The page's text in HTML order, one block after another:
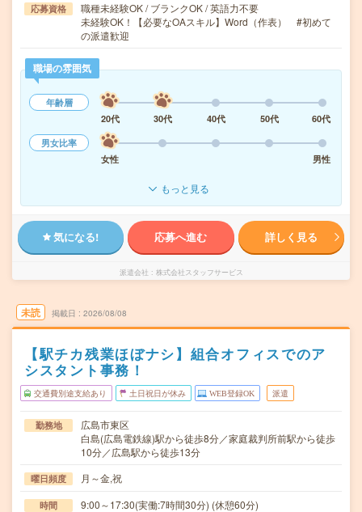
応募資格
職種未経験OK / ブランクOK / 英語力不要
未経験OK！【必要なOAスキル】Word（作表） #初めて
の派遣歓迎
職場の雰囲気
年齢層
20代
30代 40代 50代
60代
男女比率
女性
男性
もっと見る
気になる! 応募へ進む 詳しく見る
派遣会社 株式会社スタッフサービス
未読 掲載日 2026/08/08
【駅チカ残業ほぼナシ】組合オフィスでのア
シスタント事務！
交通費別途支給あり 土日祝日が休み WEB登録OK 派遣
勤務地
広島市東区
白島(広島電鉄線)駅から徒歩8分／家庭裁判所前駅から徒歩
10分／広島駅から徒歩13分
曜日頻度 月～金,祝
時間 9:00～17:30(実働:7時間30分) (休憩60分)